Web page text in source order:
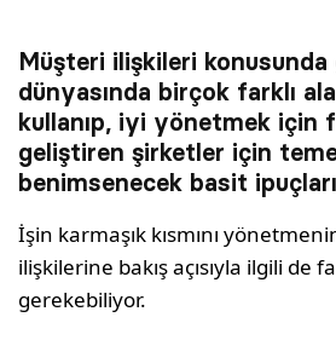
Müşteri ilişkileri konusunda
dünyasında birçok farklı
kullanıp, iyi yönetmek için
geliştiren şirketler için
benimsenecek basit
İşin karmaşık kısmını
ilişkilerine bakış açısıyla ilgili de
gerekebiliyor.